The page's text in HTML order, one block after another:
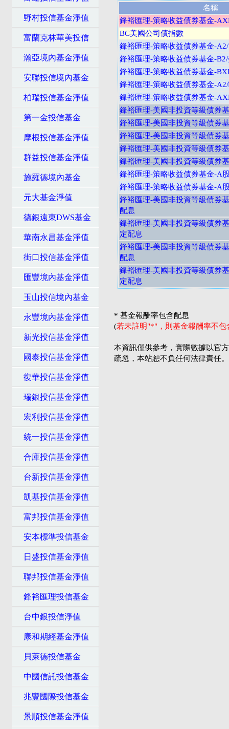
野村投信基金淨值
富蘭克林華美投信
瀚亞境內基金淨值
安聯投信境內基金
柏瑞投信基金淨值
第一金投信基金
摩根投信基金淨值
群益投信基金淨值
施羅德境內基金
元大基金淨值
德銀遠東DWS基金
華南永昌基金淨值
街口投信基金淨值
匯豐境內基金淨值
玉山投信境內基金
永豐境內基金淨值
新光投信基金淨值
國泰投信基金淨值
復華投信基金淨值
瑞銀投信基金淨值
宏利投信基金淨值
統一投信基金淨值
合庫投信基金淨值
台新投信基金淨值
凱基投信基金淨值
富邦投信基金淨值
安本標準投信基金
日盛投信基金淨值
聯邦投信基金淨值
鋒裕匯理投信基金
台中銀投信淨值
康和期經基金淨值
貝萊德投信基金
中國信託投信基金
兆豐國際投信基金
景順投信基金淨值
名稱
鋒裕匯理-策略收益債券基金-
BC美國公司債指數
鋒裕匯理-策略收益債券基金-
鋒裕匯理-策略收益債券基金-
鋒裕匯理-策略收益債券基金-
鋒裕匯理-策略收益債券基金-
鋒裕匯理-策略收益債券基金-
鋒裕匯理-美國非投資等級債券
鋒裕匯理-美國非投資等級債券
鋒裕匯理-美國非投資等級債券
鋒裕匯理-美國非投資等級債券
鋒裕匯理-美國非投資等級債券
鋒裕匯理-策略收益債券基金-A
鋒裕匯理-策略收益債券基金-A
鋒裕匯理-美國非投資等級債券
配息
鋒裕匯理-美國非投資等級債券
定配息
鋒裕匯理-美國非投資等級債券
配息
鋒裕匯理-美國非投資等級債券
定配息
* 基金報酬率包含配息
(若未註明"*"，則基金報酬率不
本資訊僅供參考，實際數據以官
疏忽，本站恕不負任何法律責任。